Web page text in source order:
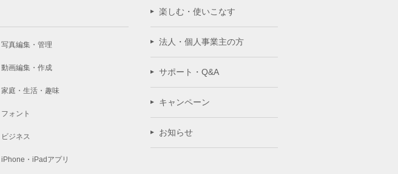
写真編集・管理
動画編集・作成
家庭・生活・趣味
フォント
ビジネス
iPhone・iPadアプリ
楽しむ・使いこなす
法人・個人事業主の方
サポート・Q&A
キャンペーン
お知らせ